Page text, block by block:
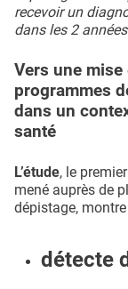
recevoir un
dans les 2
Vers une
programmes
dans un
santé
L’étude, le
mené auprès de
dépistage,
détecte